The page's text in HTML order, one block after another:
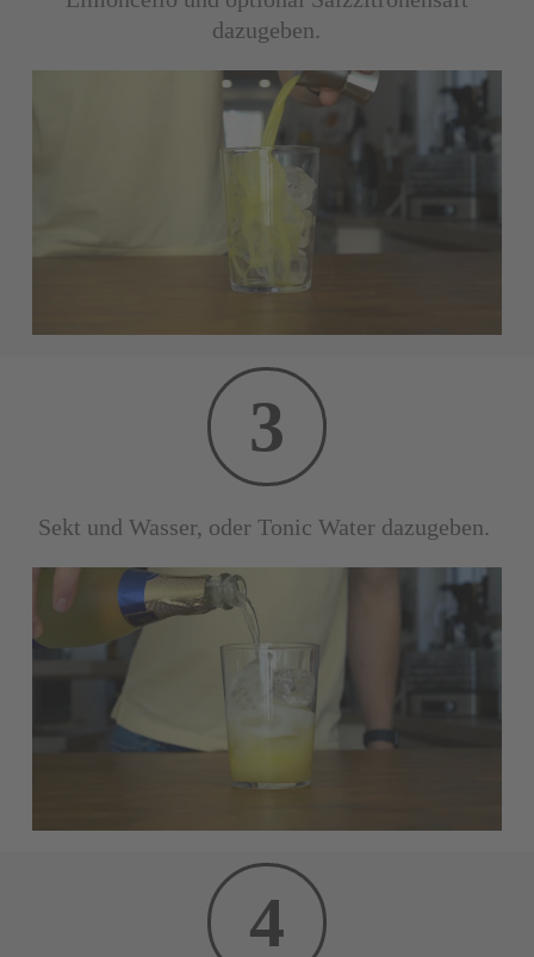
dazugeben.
3
Sekt und Wasser, oder Tonic Water dazugeben.
4